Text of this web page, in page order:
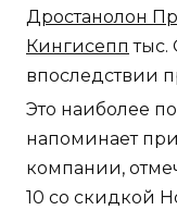
Дростанолон
Кингисепп тыс.
впоследствии
Это наиболее
напоминает
компании,
10 со скидкой